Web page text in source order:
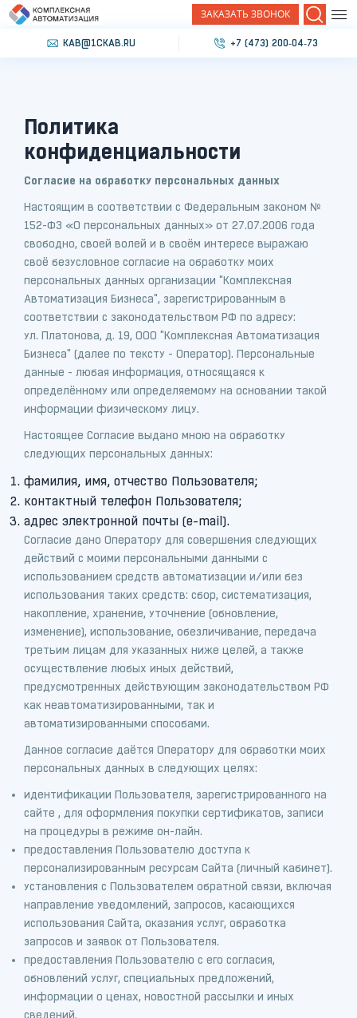
ЗАКАЗАТЬ ЗВОНОК Поиск
KAB@1CKAB.RU +7 (473) 200‐04‐73
Политика
конфиденциальности
Согласие на обработку персональных данных
Настоящим в соответствии с Федеральным законом №
152-ФЗ «О персональных данных» от 27.07.2006 года
свободно, своей волей и в своём интересе выражаю
своё безусловное согласие на обработку моих
персональных данных организации "Комплексная
Автоматизация Бизнеса", зарегистрированным в
соответствии с законодательством РФ по адресу:
ул. Платонова, д. 19, ООО "Комплексная Автоматизация
Бизнеса" (далее по тексту - Оператор). Персональные
данные - любая информация, относящаяся к
определённому или определяемому на основании такой
информации физическому лицу.
Настоящее Согласие выдано мною на обработку
следующих персональных данных:
фамилия, имя, отчество Пользователя;
контактный телефон Пользователя;
адрес электронной почты (e-mail).
Согласие дано Оператору для совершения следующих
действий с моими персональными данными с
использованием средств автоматизации и/или без
использования таких средств: сбор, систематизация,
накопление, хранение, уточнение (обновление,
изменение), использование, обезличивание, передача
третьим лицам для указанных ниже целей, а также
осуществление любых иных действий,
предусмотренных действующим законодательством РФ
как неавтоматизированными, так и
автоматизированными способами.
Данное согласие даётся Оператору для обработки моих
персональных данных в следующих целях:
идентификации Пользователя, зарегистрированного на
сайте , для оформления покупки сертификатов, записи
на процедуры в режиме он-лайн.
предоставления Пользователю доступа к
персонализированным ресурсам Сайта (личный кабинет).
установления с Пользователем обратной связи, включая
направление уведомлений, запросов, касающихся
использования Сайта, оказания услуг, обработка
запросов и заявок от Пользователя.
предоставления Пользователю с его согласия,
обновлений услуг, специальных предложений,
информации о ценах, новостной рассылки и иных
сведений.